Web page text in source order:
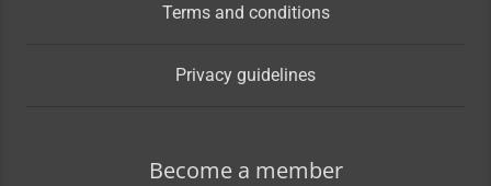
Terms and conditions
Privacy guidelines
Become a member